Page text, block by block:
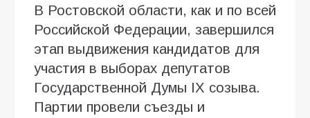
В Ростовской области, как и по всей
Российской Федерации, завершился
этап выдвижения кандидатов для
участия в выборах депутатов
Государственной Думы IX созыва.
Партии провели съезды и